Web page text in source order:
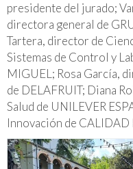
presidente del jurado;
directora general de
Tartera, director de
Sistemas de Control y
MIGUEL; Rosa García,
de DELAFRUIT; Diana
Salud de UNILEVER
Innovación de CALIDAD